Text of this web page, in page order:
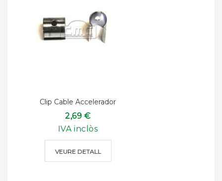
Clip Cable Accelerador
2,69 €
IVA inclòs
VEURE DETALL